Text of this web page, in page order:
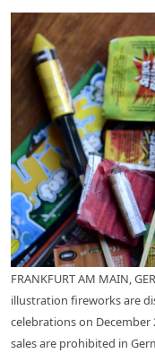
FRANKFURT AM MAIN,
illustration fireworks are
celebrations on December
sales are prohibited in